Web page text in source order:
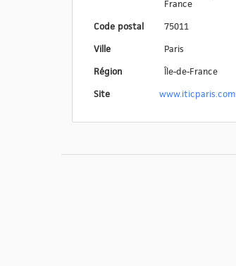
France
Code postal
75011
Ville
Paris
Région
Île-de-France
Site
www.iticparis.com